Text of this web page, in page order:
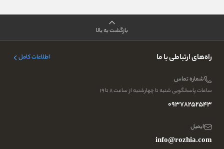
بازگشت به بالا
راه‌های ارتباطی با ما اطلاعات کامل
شماره تماس
ساعات پاسخگویی شنبه تا چهارشنبه از ساعت ۸ تا ۱۹
09378252543
ایمیل
info@rozhia.com